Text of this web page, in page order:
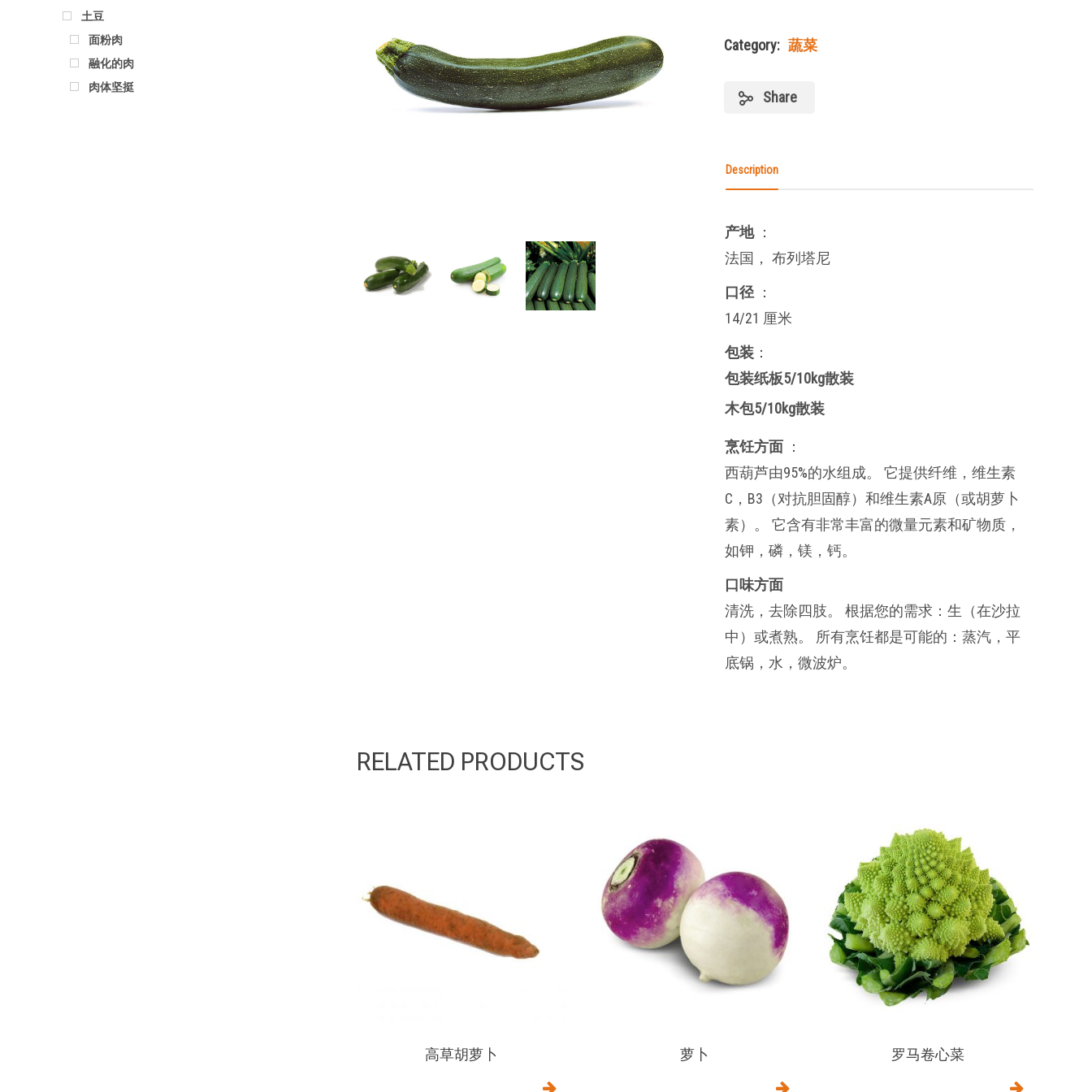
Category: 蔬菜
Share
Description
产地：
法国， 布列塔尼
口径：
14/21 厘米
包装：
包装纸板5/10kg散装
木包5/10kg散装
烹饪方面：
西葫芦由95%的水组成。 它提供纤维，维生素
C，B3（对抗胆固醇）和维生素A原（或胡萝卜
素）。 它含有非常丰富的微量元素和矿物质，
如钾，磷，镁，钙。
口味方面
清洗，去除四肢。 根据您的需求：生（在沙拉
中）或煮熟。 所有烹饪都是可能的：蒸汽，平
底锅，水，微波炉。
RELATED PRODUCTS
高草胡萝卜 萝卜 罗马卷心菜
土豆
面粉肉
融化的肉
肉体坚挺